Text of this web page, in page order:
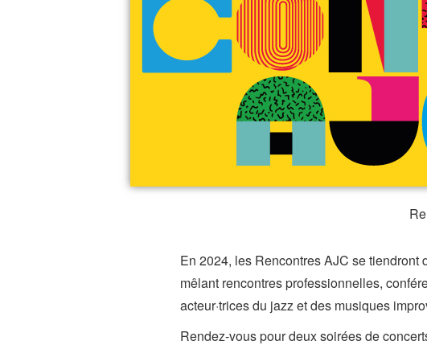
En 2024, les Rencontres AJC se
mêlant rencontres professionnelles,
acteur·trices du jazz et des musiques
Rendez-vous pour deux soirées de